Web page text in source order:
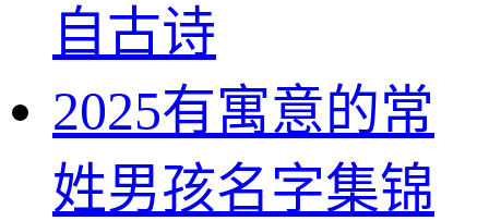
自古诗
2025有寓意的常
姓男孩名字集锦